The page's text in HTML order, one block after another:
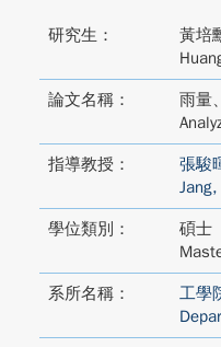
研究生：
黃培
論文名稱：
雨量
指導教授：
張駿
學位類別：
碩士
系所名稱：
工學